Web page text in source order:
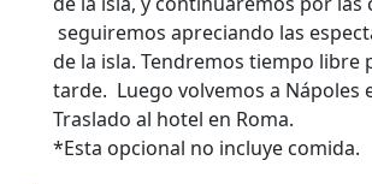
seguiremos apreciando las
de la isla. Tendremos tiempo libre
tarde. Luego volvemos a Nápoles
Traslado al hotel en Roma.
*Esta opcional no incluye comida.